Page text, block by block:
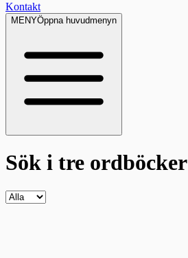
Kontakt
MENYÖppna huvudmenyn
Sök i tre ordböcker